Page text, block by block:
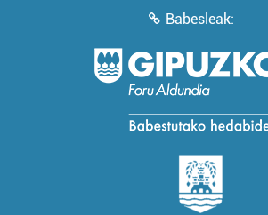
Babesleak: